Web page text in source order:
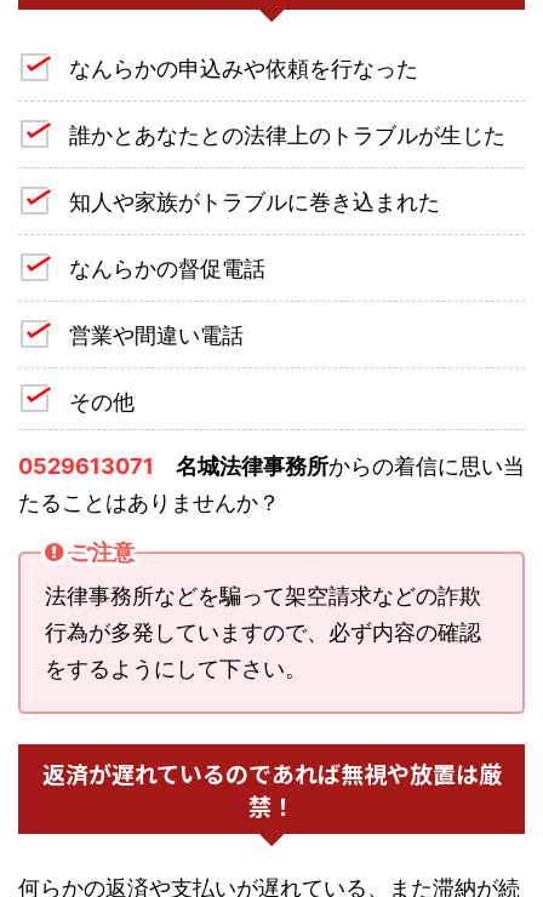
なんらかの申込みや依頼を行なった
誰かとあなたとの法律上のトラブルが生じた
知人や家族がトラブルに巻き込まれた
なんらかの督促電話
営業や間違い電話
その他
0529613071 名城法律事務所からの着信に思い当
たることはありませんか？
ご注意
法律事務所などを騙って架空請求などの詐欺
行為が多発していますので、必ず内容の確認
をするようにして下さい。
返済が遅れているのであれば無視や放置は厳
禁！
何らかの返済や支払いが遅れている、また滞納が続